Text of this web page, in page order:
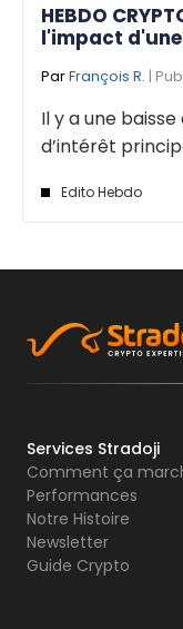
HEBDO
l'impact
ParFrançois R. |
Il y a une
d’intérêt
Edito Hebdo
Services Stradoji
Comment ça
Performances
Notre Histoire
Newsletter
Guide Crypto